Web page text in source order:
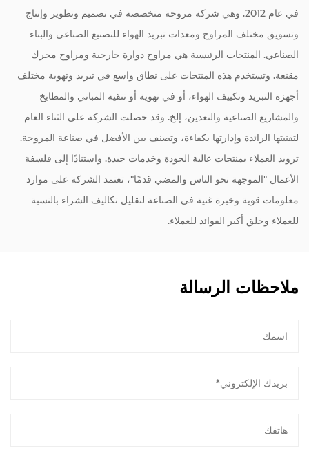
في عام 2012. وهي شركة مروحة متخصصة في تصميم وتطوير وإنتاج
وتسويق مختلف المراوح ومعدات تبريد الهواء للتصنيع الصناعي والبناء
الصناعي. المنتجات الرئيسية هي مراوح دوارة خارجية ومراوح محرك
مقنعة. وتستخدم هذه المنتجات على نطاق واسع في تبريد وتهوية مختلف
أجهزة التبريد وتكييف الهواء، أو في تهوية أو تنقية المباني والمطابخ
والمشاريع الصناعية والتعدين، إلخ. وقد حصلت الشركة على الثناء العام
لتقنيتها الرائدة وإدارتها بكفاءة، وتصنف بين الأفضل في صناعة المروحة.
تزويد العملاء بمنتجات عالية الجودة وخدمات جيدة. واستنادًا إلى فلسفة
الأعمال "الموجهة نحو الناس والمضي قدمًا"، تعتمد الشركة على موارد
معلومات قوية وخبرة غنية في الصناعة لتقليل تكاليف الشراء بالنسبة
للعملاء وخلق أكبر الفوائد للعملاء.
ملاحظات الرسالة